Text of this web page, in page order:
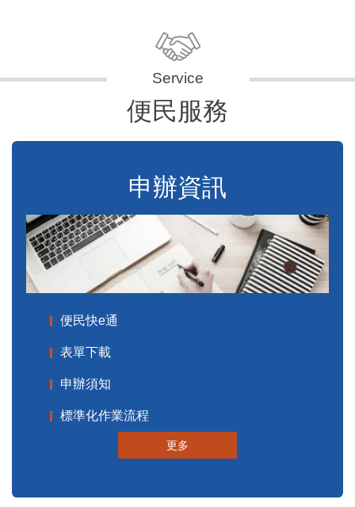
便民服務
申辦資訊
便民快e通
表單下載
申辦須知
標準化作業流程
更多